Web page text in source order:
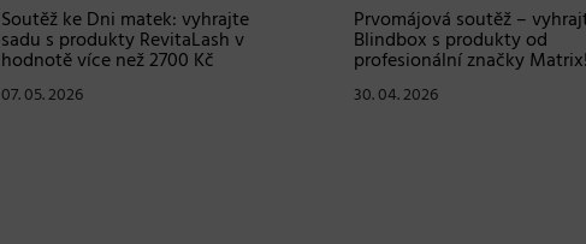
Soutěž ke Dni matek: vyhrajte
sadu s produkty RevitaLash v
hodnotě více než 2700 Kč
07. 05. 2026
Prvomájová soutěž –
Blindbox s produkty od
profesionální značky
30. 04. 2026